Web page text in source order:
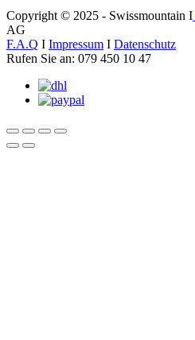
Copyright © 2025 - Swissmountain I
AG
F.A.Q I Impressum I Datenschutz
Rufen Sie an: 079 450 10 47